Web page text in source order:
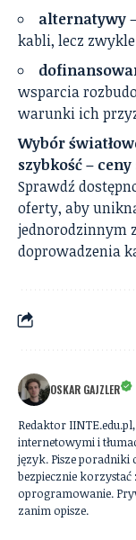
alternatywy
kabli, lecz
wsparcia
warunki ich
Wybór
szybkość –
Sprawdź
oferty, aby
jednorodzinnym
doprowadzenia
OSKAR GAJZLER
Redaktor
internetowymi i
język. Pisze poradniki
bezpiecznie korzystać
oprogramowanie.
zanim opisze.